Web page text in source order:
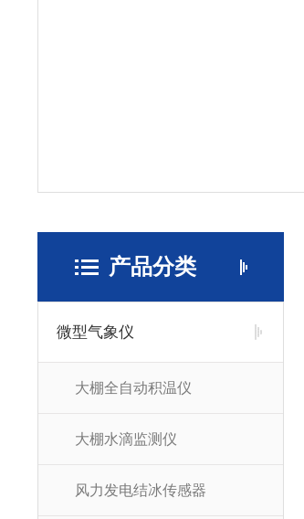
产品分类
微型气象仪
大棚全自动积温仪
大棚水滴监测仪
风力发电结冰传感器